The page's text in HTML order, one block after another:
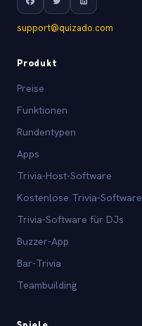
support@quizado.com
Produkt
Preise
Funktionen
Rundentypen
Apps
Trivia-Host-Software
Kostenlose Trivia-Software
Trivia-Software für DJs
Buzzer-App
Bar-Trivia
Teambuilding